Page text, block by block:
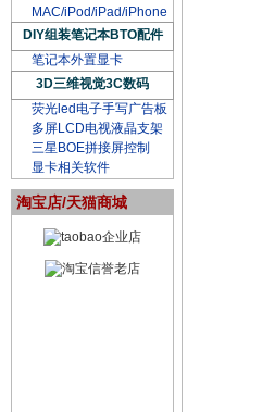
MAC/iPod/iPad/iPhone
DIY组装笔记本BTO配件
笔记本外置显卡
3D三维视觉3C数码
荧光led电子手写广告板
多屏LCD电视液晶支架
三星BOE拼接屏控制
显卡相关软件
淘宝店/天猫商城